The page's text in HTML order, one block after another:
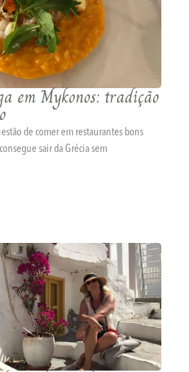
em Mykonos: tradição
de comer em restaurantes bons
sair da Grécia sem